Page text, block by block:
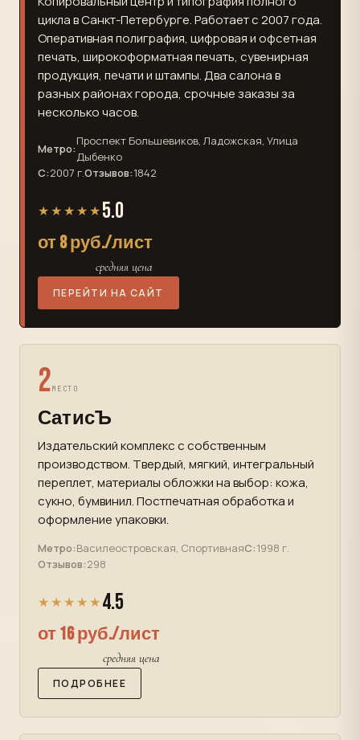
цикла в Санкт-Петербурге. Работает с 2007 года.
Оперативная полиграфия, цифровая и офсетная
печать, широкоформатная печать, сувенирная
продукция, печати и штампы. Два салона в
разных районах города, срочные заказы за
несколько часов.
Метро:
Проспект Большевиков, Ладожская, Улица
Дыбенко
С:2007 г.Отзывов:1842
★★★★★ 5.0
от 8 руб./лист
средняя цена
ПЕРЕЙТИ НА САЙТ
2МЕСТО
СатисЪ
Издательский комплекс с собственным
производством. Твердый, мягкий, интегральный
переплет, материалы обложки на выбор: кожа,
сукно, бумвинил. Постпечатная обработка и
оформление упаковки.
Метро:Василеостровская, СпортивнаяС:1998 г.
Отзывов:298
★★★★★ 4.5
от 16 руб./лист
средняя цена
ПОДРОБНЕЕ